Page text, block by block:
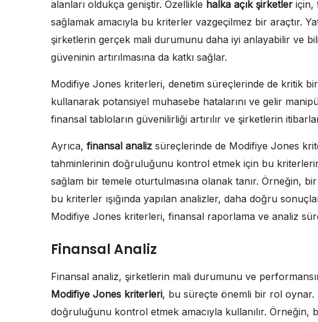
alanları oldukça geniştir. Özellikle halka açık şirketler için,
sağlamak amacıyla bu kriterler vazgeçilmez bir araçtır.
şirketlerin gerçek mali durumunu daha iyi anlayabilir ve
güveninin artırılmasına da katkı sağlar.
Modifiye Jones kriterleri, denetim süreçlerinde de kritik
kullanarak potansiyel muhasebe hatalarını ve gelir
finansal tabloların güvenilirliği artırılır ve şirketlerin
Ayrıca, finansal analiz süreçlerinde de Modifiye Jones
tahminlerinin doğruluğunu kontrol etmek için bu kriterlerin
sağlam bir temele oturtulmasına olanak tanır. Örneğin,
bu kriterler ışığında yapılan analizler, daha doğru
Modifiye Jones kriterleri, finansal raporlama ve analiz
Finansal Analiz
Finansal analiz, şirketlerin mali durumunu ve
Modifiye Jones kriterleri, bu süreçte önemli bir rol
doğruluğunu kontrol etmek amacıyla kullanılır.